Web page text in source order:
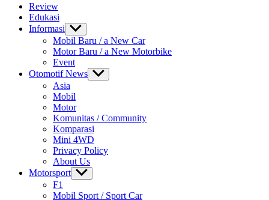
Review
Edukasi
Informasi Show
sub
menu
Mobil Baru / a New Car
Motor Baru / a New Motorbike
Event
Otomotif News Show
sub
Asia
Mobil
Motor
Komunitas / Community
Komparasi
Mini 4WD
Privacy Policy
About Us
Motorsport Show
sub
menu
F1
Mobil Sport / Sport Car